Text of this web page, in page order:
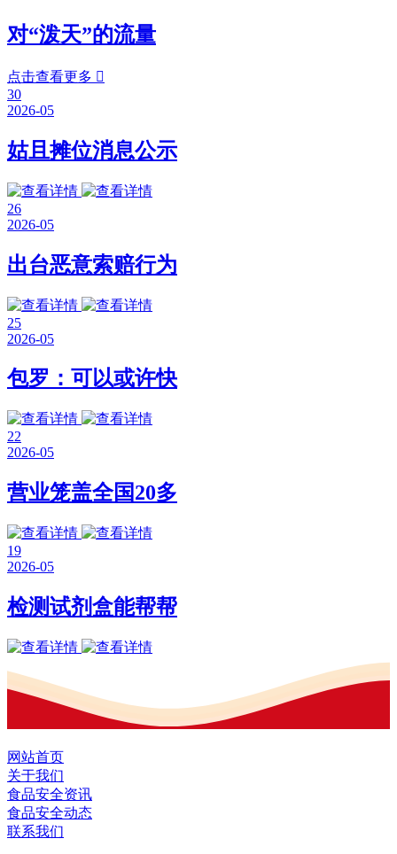
对“泼天”的流量
点击查看更多 
30
2026-05
姑且摊位消息公示
26
2026-05
出台恶意索赔行为
25
2026-05
包罗：可以或许快
22
2026-05
营业笼盖全国20多
19
2026-05
检测试剂盒能帮帮
网站首页
关于我们
食品安全资讯
食品安全动态
联系我们